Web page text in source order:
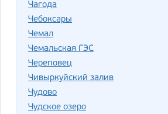
Чагода
Чебоксары
Чемал
Чемальская ГЭС
Череповец
Чивыркуйский залив
Чудово
Чудское озеро